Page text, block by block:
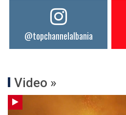
@topchannelalbania
Video »